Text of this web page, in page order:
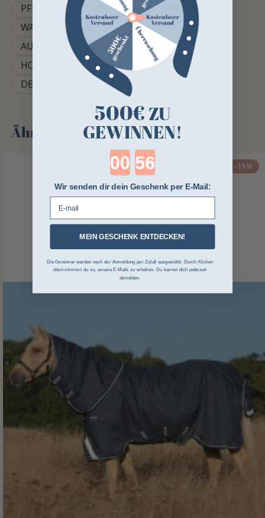
PFERDEDECKE WINTER
PONYDECKE
WASSERDICHTE PONYDECKE
AUSRÜSTUNG FÜR ZUGPFERDE
HORSEWARE DECKE
DECKE MIT HALSTEIL PFERD
Ähnliche Produkte
-15%
500€ ZU
GEWINNEN!
Countdown ends in:
Wir senden dir dein Geschenk per E-Mail:
MEIN GESCHENK ENTDECKEN!
Die Gewinner werden nach der Anmeldung per Zufall ausgewählt. Durch Klicken
oben stimmst du zu, unsere E-Mails zu erhalten. Du kannst dich jederzeit
abmelden.